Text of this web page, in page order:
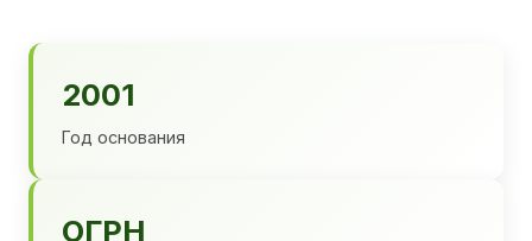
2001
Год основания
ОГРН